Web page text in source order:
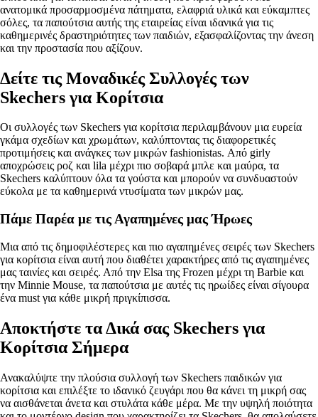
ανατομικά προσαρμοσμένα πάτηματα, ελαφριά υλικά και εύκαμπτες
σόλες, τα παπούτσια αυτής της εταιρείας είναι ιδανικά για τις
καθημερινές δραστηριότητες των παιδιών, εξασφαλίζοντας την άνεση
και την προστασία που αξίζουν.
Δείτε τις Μοναδικές Συλλογές των
Skechers για Κορίτσια
Οι συλλογές των Skechers για κορίτσια περιλαμβάνουν μια ευρεία
γκάμα σχεδίων και χρωμάτων, καλύπτοντας τις διαφορετικές
προτιμήσεις και ανάγκες των μικρών fashionistas. Από girly
αποχρώσεις ροζ και lila μέχρι πιο σοβαρά μπλε και μαύρα, τα
Skechers καλύπτουν όλα τα γούστα και μπορούν να συνδυαστούν
εύκολα με τα καθημερινά ντυσίματα των μικρών μας.
Πάμε Παρέα με τις Αγαπημένες μας Ήρωες
Μια από τις δημοφιλέστερες και πιο αγαπημένες σειρές των Skechers
για κορίτσια είναι αυτή που διαθέτει χαρακτήρες από τις αγαπημένες
μας ταινίες και σειρές. Από την Elsa της Frozen μέχρι τη Barbie και
την Minnie Mouse, τα παπούτσια με αυτές τις ηρωίδες είναι σίγουρα
ένα must για κάθε μικρή πριγκίπισσα.
Αποκτήστε τα Δικά σας Skechers για
Κορίτσια Σήμερα
Ανακαλύψτε την πλούσια συλλογή των Skechers παιδικών για
κορίτσια και επιλέξτε το ιδανικό ζευγάρι που θα κάνει τη μικρή σας
να αισθάνεται άνετα και στυλάτα κάθε μέρα. Με την υψηλή ποιότητα